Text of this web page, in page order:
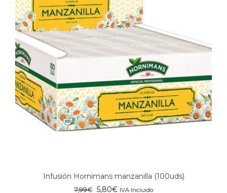
Infusión Hornimans manzanilla (100uds)
7,99€
El
5,80€ElIVA Incluido